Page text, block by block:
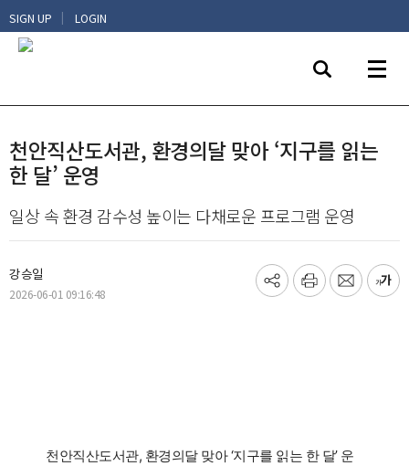
SIGN UP | LOGIN
천안직산도서관, 환경의달 맞아 ‘지구를 읽는
한 달’ 운영
일상 속 환경 감수성 높이는 다채로운 프로그램 운영
강승일
2026-06-01 09:16:48
기
프
메
글
천안직산도서관, 환경의달 맞아 ‘지구를 읽는 한 달’ 운